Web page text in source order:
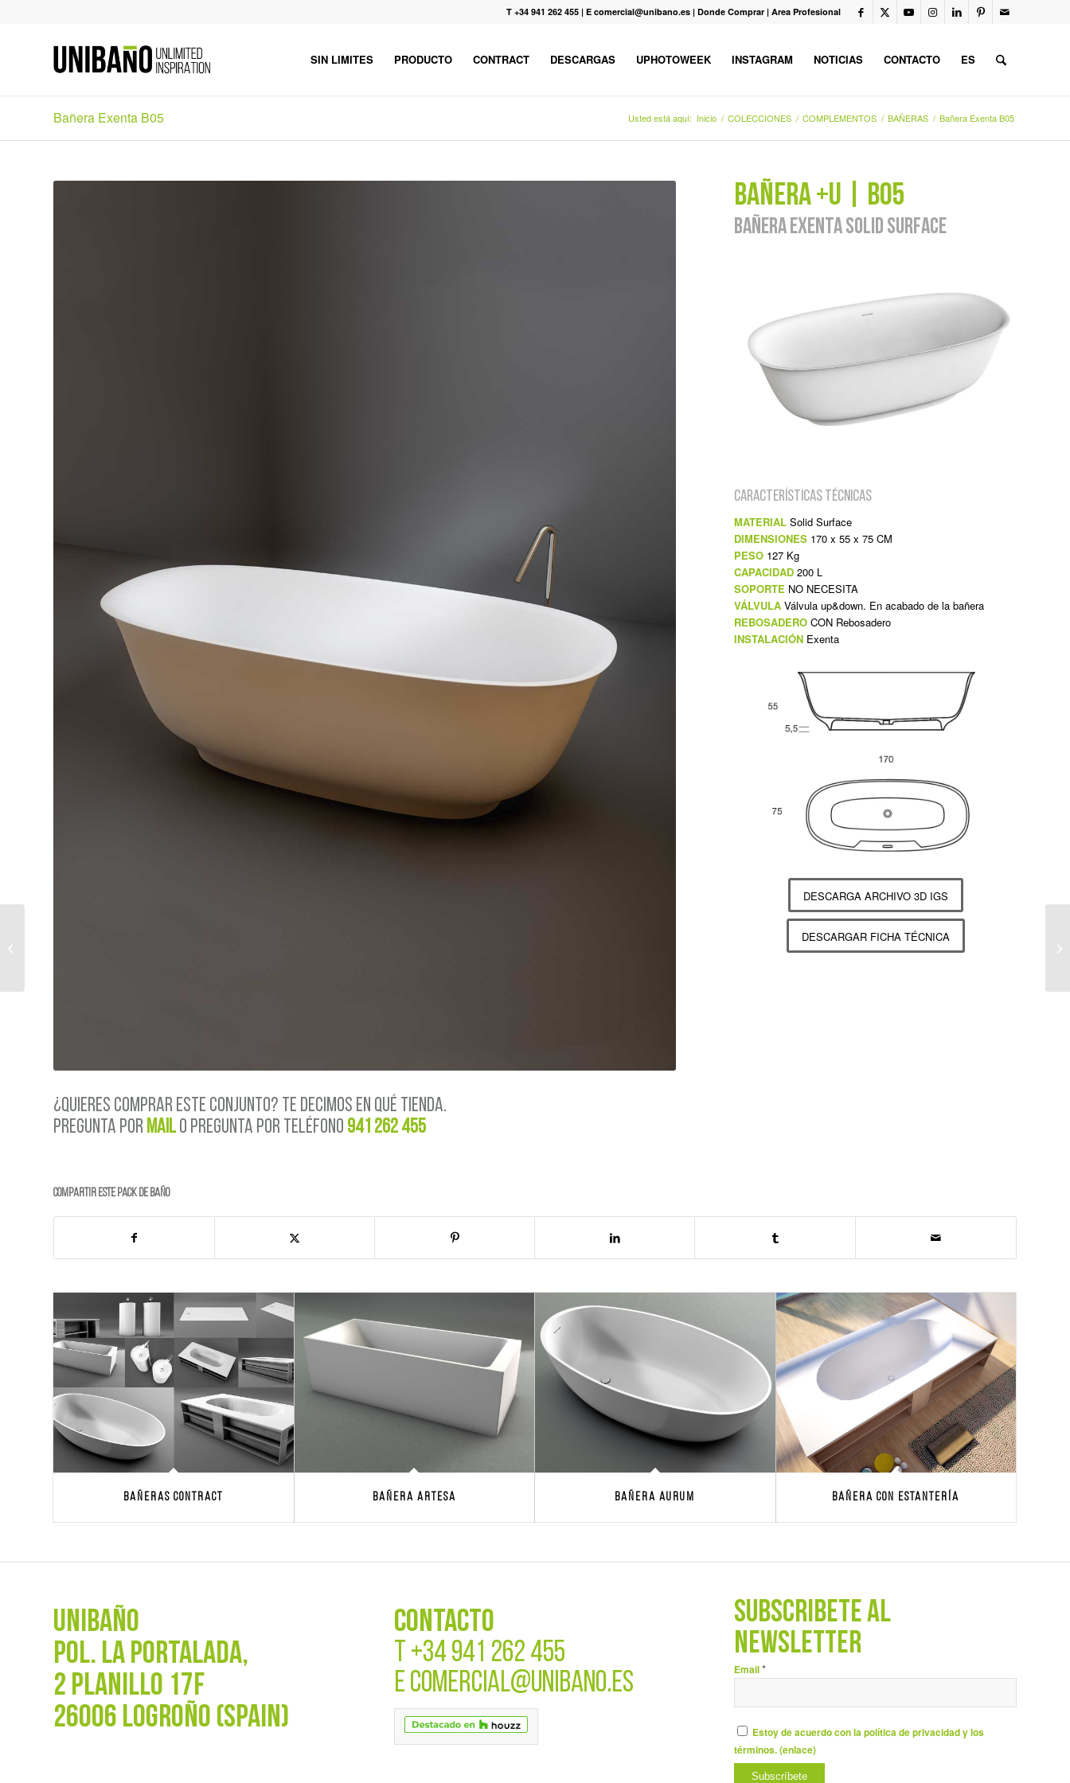
T +34 941 262 455 | E comercial@unibano.es | Donde Comprar | Area Profesional
SIN LIMITES PRODUCTO CONTRACT DESCARGAS UPHOTOWEEK INSTAGRAM NOTICIAS CONTACTO ES
Bañera Exenta B05 Usted está aquí: Inicio / COLECCIONES / COMPLEMENTOS / BAÑERAS / Bañera Exenta B05
¿QUIERES COMPRAR ESTE CONJUNTO? TE DECIMOS EN QUÉ TIENDA.
PREGUNTA POR MAIL o PREGUNTA POR TELÉFONO 941 262 455
BAÑERA +U | B05
BAÑERA EXENTA SOLID SURFACE
Características Técnicas
MATERIAL Solid Surface
DIMENSIONES 170 x 55 x 75 CM
PESO 127 Kg
CAPACIDAD200 L
SOPORTE NO NECESITA
VÁLVULA Válvula up&down. En acabado de la bañera
REBOSADERO CON Rebosadero
INSTALACIÓN Exenta
DESCARGA ARCHIVO 3D IGS
DESCARGAR FICHA TÉCNICA
Compartir este PACK de BAÑO
Bañeras Contract Bañera Artesa Bañera Aurum Bañera con estantería
UNIBAÑO
POL. La Portalada,
2 PLANILLO 17F
26006 LOGROÑO (SPAIN)
CONTACTO
T +34 941 262 455
E COMERCIAL@UNIBANO.ES
SUBSCRÍBETE AL
NEWSLETTER
Email*
Estoy de acuerdo con la política de privacidad y los
términos. (enlace)